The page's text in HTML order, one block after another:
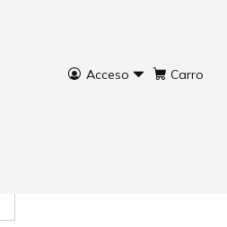
Acceso Carro